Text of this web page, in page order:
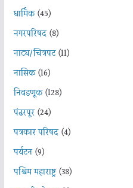
धार्मिक(45)
नगरपरिषद(8)
नाट्य/चित्रपट(11)
नासिक(16)
निवडणूक(128)
पंढरपूर(24)
पत्रकार परिषद(4)
पर्यटन(9)
पश्चिम महाराष्ट्र(38)